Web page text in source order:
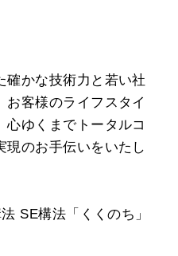
確かな技術力と若い社
お客様のライフスタイ
心ゆくまでトータルコ
現のお手伝いをいたし
SE構法「くくのち」